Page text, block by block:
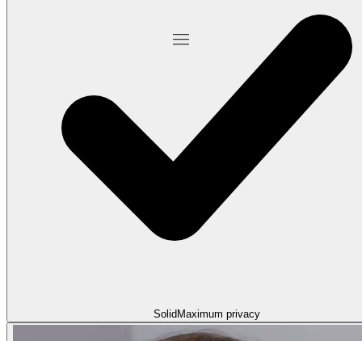
Solid Maximum privacy